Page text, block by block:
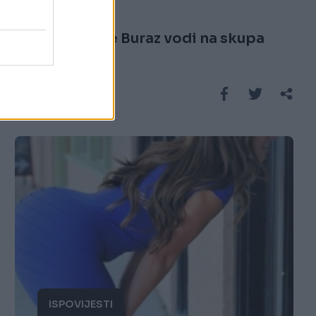
Zumra bi da je Buraz vodi na skupa
ISPOVIJESTI